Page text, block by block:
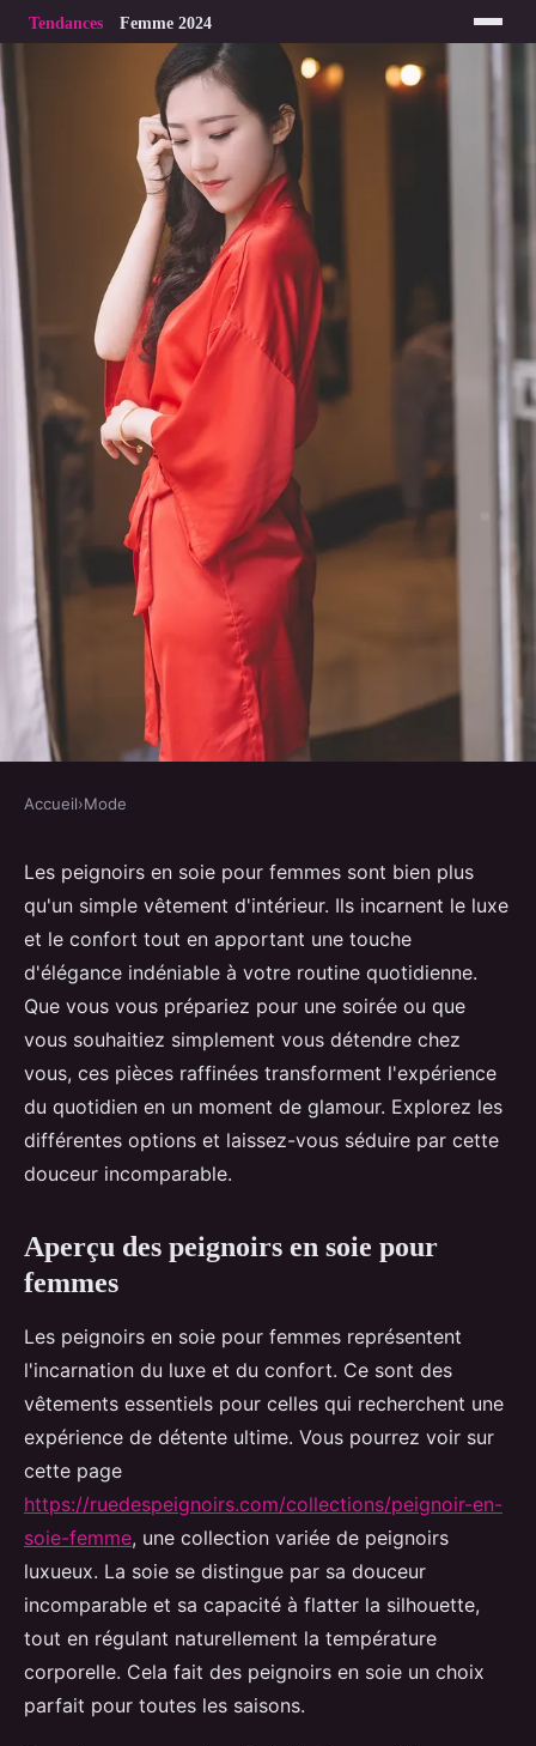
Découvrez l'élégance ultime
avec les peignoirs en soie femme
Giulia•18 avril 2025•3 min de lecture
Accueil›Mode
Les peignoirs en soie pour femmes sont bien plus
qu'un simple vêtement d'intérieur. Ils incarnent le luxe
et le confort tout en apportant une touche
d'élégance indéniable à votre routine quotidienne.
Que vous vous prépariez pour une soirée ou que
vous souhaitiez simplement vous détendre chez
vous, ces pièces raffinées transforment l'expérience
du quotidien en un moment de glamour. Explorez les
différentes options et laissez-vous séduire par cette
douceur incomparable.
Aperçu des peignoirs en soie pour
femmes
Les peignoirs en soie pour femmes représentent
l'incarnation du luxe et du confort. Ce sont des
vêtements essentiels pour celles qui recherchent une
expérience de détente ultime. Vous pourrez voir sur
cette page
https://ruedespeignoirs.com/collections/peignoir-en-
soie-femme, une collection variée de peignoirs
luxueux. La soie se distingue par sa douceur
incomparable et sa capacité à flatter la silhouette,
tout en régulant naturellement la température
corporelle. Cela fait des peignoirs en soie un choix
parfait pour toutes les saisons.